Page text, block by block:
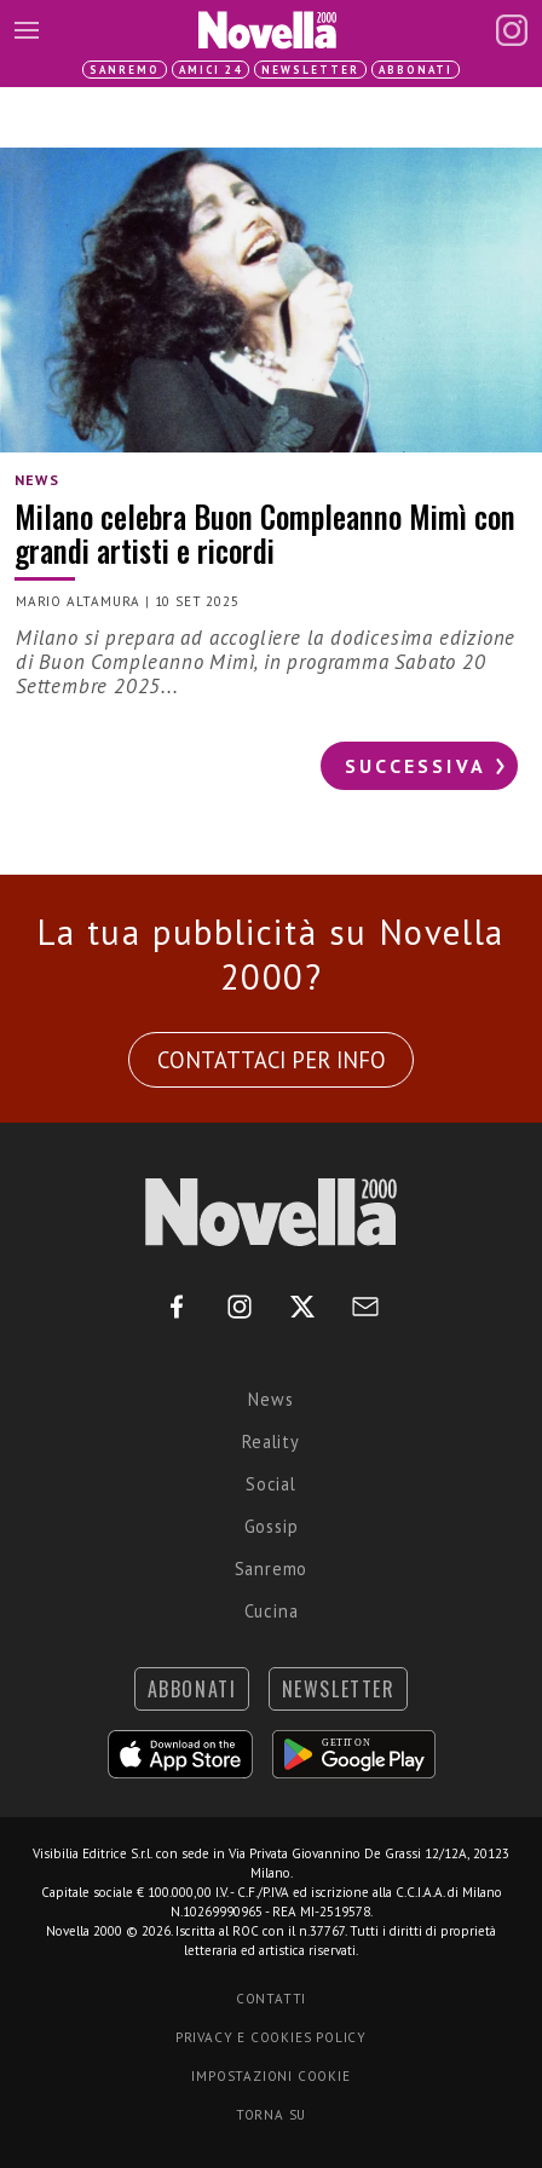
SANREMO AMICI 24 NEWSLETTER ABBONATI
NEWS
Milano celebra Buon Compleanno Mimì con
grandi artisti e ricordi
MARIO ALTAMURA | 10 SET 2025
Milano si prepara ad accogliere la dodicesima edizione
di Buon Compleanno Mimì, in programma Sabato 20
Settembre 2025...
SUCCESSIVA
La tua pubblicità su Novella
2000?
CONTATTACI PER INFO
News
Reality
Social
Gossip
Sanremo
Cucina
ABBONATI NEWSLETTER
Visibilia Editrice S.r.l. con sede in Via Privata Giovannino De Grassi 12/12A, 20123
Milano.
Capitale sociale € 100.000,00 I.V. - C.F./P.IVA ed iscrizione alla C.C.I.A.A. di Milano
N.10269990965 - REA MI-2519578.
Novella 2000 © 2026. Iscritta al ROC con il n.37767. Tutti i diritti di proprietà
letteraria ed artistica riservati.
CONTATTI
PRIVACY E COOKIES POLICY
IMPOSTAZIONI COOKIE
TORNA SU